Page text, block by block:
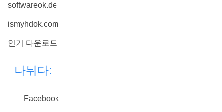
softwareok.de
ismyhdok.com
인기 다운로드
나뉘다:
Facebook